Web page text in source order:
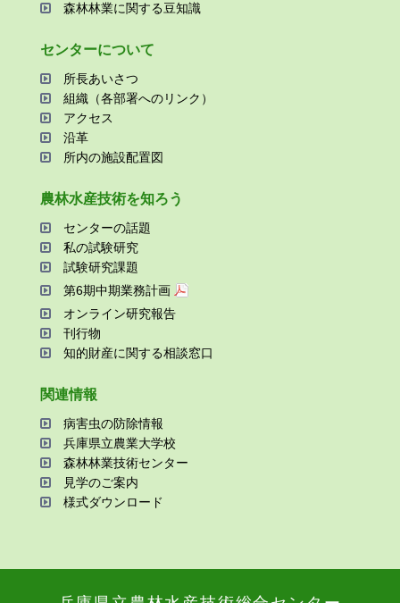
森林林業に関する⾖知識
センターについて
所⻑あいさつ
組織（各部署へのリンク）
アクセス
沿⾰
所内の施設配置図
農林⽔産技術を知ろう
センターの話題
私の試験研究
試験研究課題
第6期中期業務計画
オンライン研究報告
刊⾏物
知的財産に関する相談窓⼝
関連情報
病害⾍の防除情報
兵庫県⽴農業⼤学校
森林林業技術センター
⾒学のご案内
様式ダウンロード